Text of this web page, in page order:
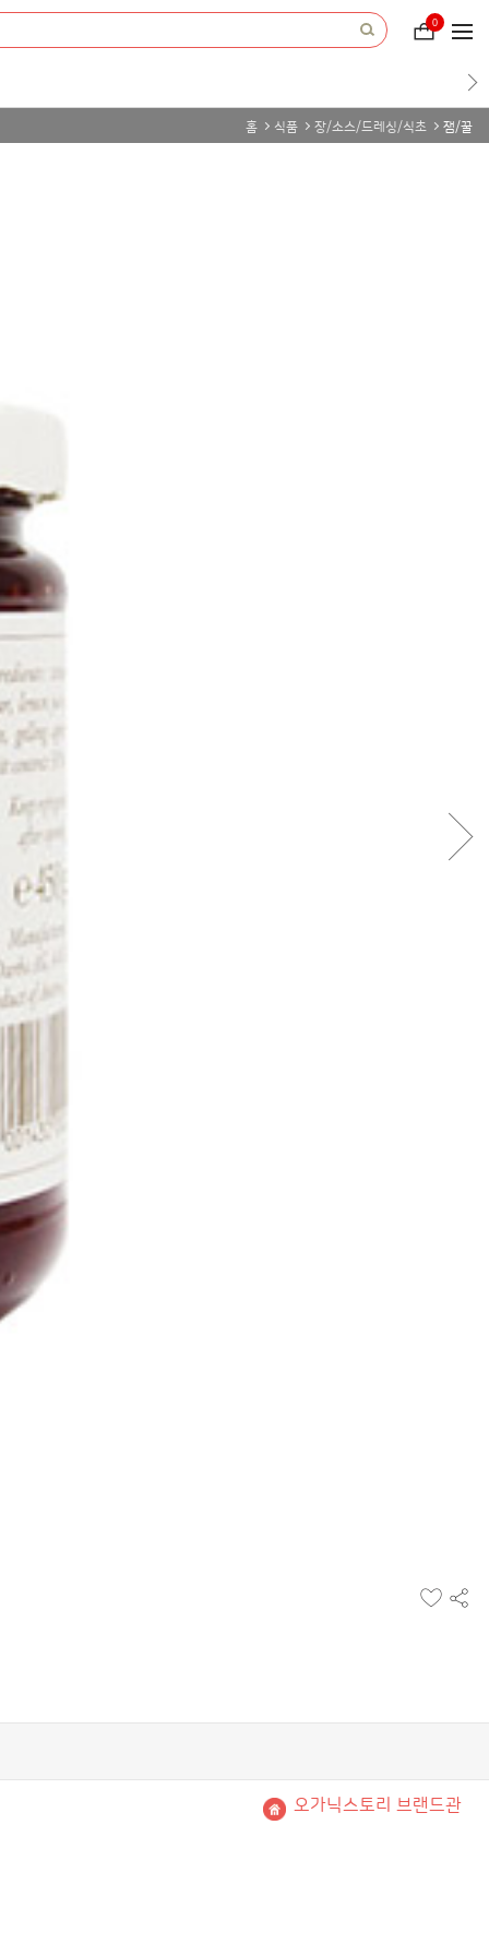
장
바
0
홈 식품 장/소스/드레싱/식초 잼/꿀
찜 공
오가닉스토리 브랜드관